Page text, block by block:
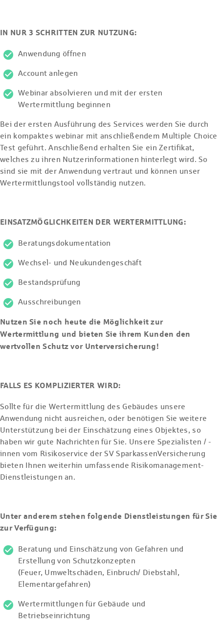
IN NUR 3 SCHRITTEN ZUR NUTZUNG:
Anwendung öffnen
Account anlegen
Webinar absolvieren und mit der ersten
Wertermittlung beginnen
Bei der ersten Ausführung des Services werden Sie durch
ein kompaktes webinar mit anschließendem Multiple Choice
Test geführt. Anschließend erhalten Sie ein Zertifikat,
welches zu ihren Nutzerinformationen hinterlegt wird. So
sind sie mit der Anwendung vertraut und können unser
Wertermittlungstool vollständig nutzen.
EINSATZMÖGLICHKEITEN DER WERTERMITTLUNG:
Beratungsdokumentation
Wechsel- und Neukundengeschäft
Bestandsprüfung
Ausschreibungen
Nutzen Sie noch heute die Möglichkeit zur
Wertermittlung und bieten Sie ihrem Kunden den
wertvollen Schutz vor Unterversicherung!
FALLS ES KOMPLIZIERTER WIRD:
Sollte für die Wertermittlung des Gebäudes unsere
Anwendung nicht ausreichen, oder benötigen Sie weitere
Unterstützung bei der Einschätzung eines Objektes, so
haben wir gute Nachrichten für Sie. Unsere Spezialisten / -
innen vom Risikoservice der SV SparkassenVersicherung
bieten Ihnen weiterhin umfassende Risikomanagement-
Dienstleistungen an.
Unter anderem stehen folgende Dienstleistungen für Sie
zur Verfügung:
Beratung und Einschätzung von Gefahren und
Erstellung von Schutzkonzepten
(Feuer, Umweltschäden, Einbruch/ Diebstahl,
Elementargefahren)
Wertermittlungen für Gebäude und
Betriebseinrichtung